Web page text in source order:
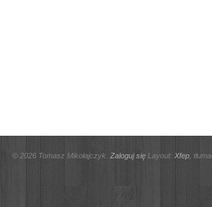
© 2026 Tomasz Mikołajczyk. Zaloguj sięLayout: Xfep,